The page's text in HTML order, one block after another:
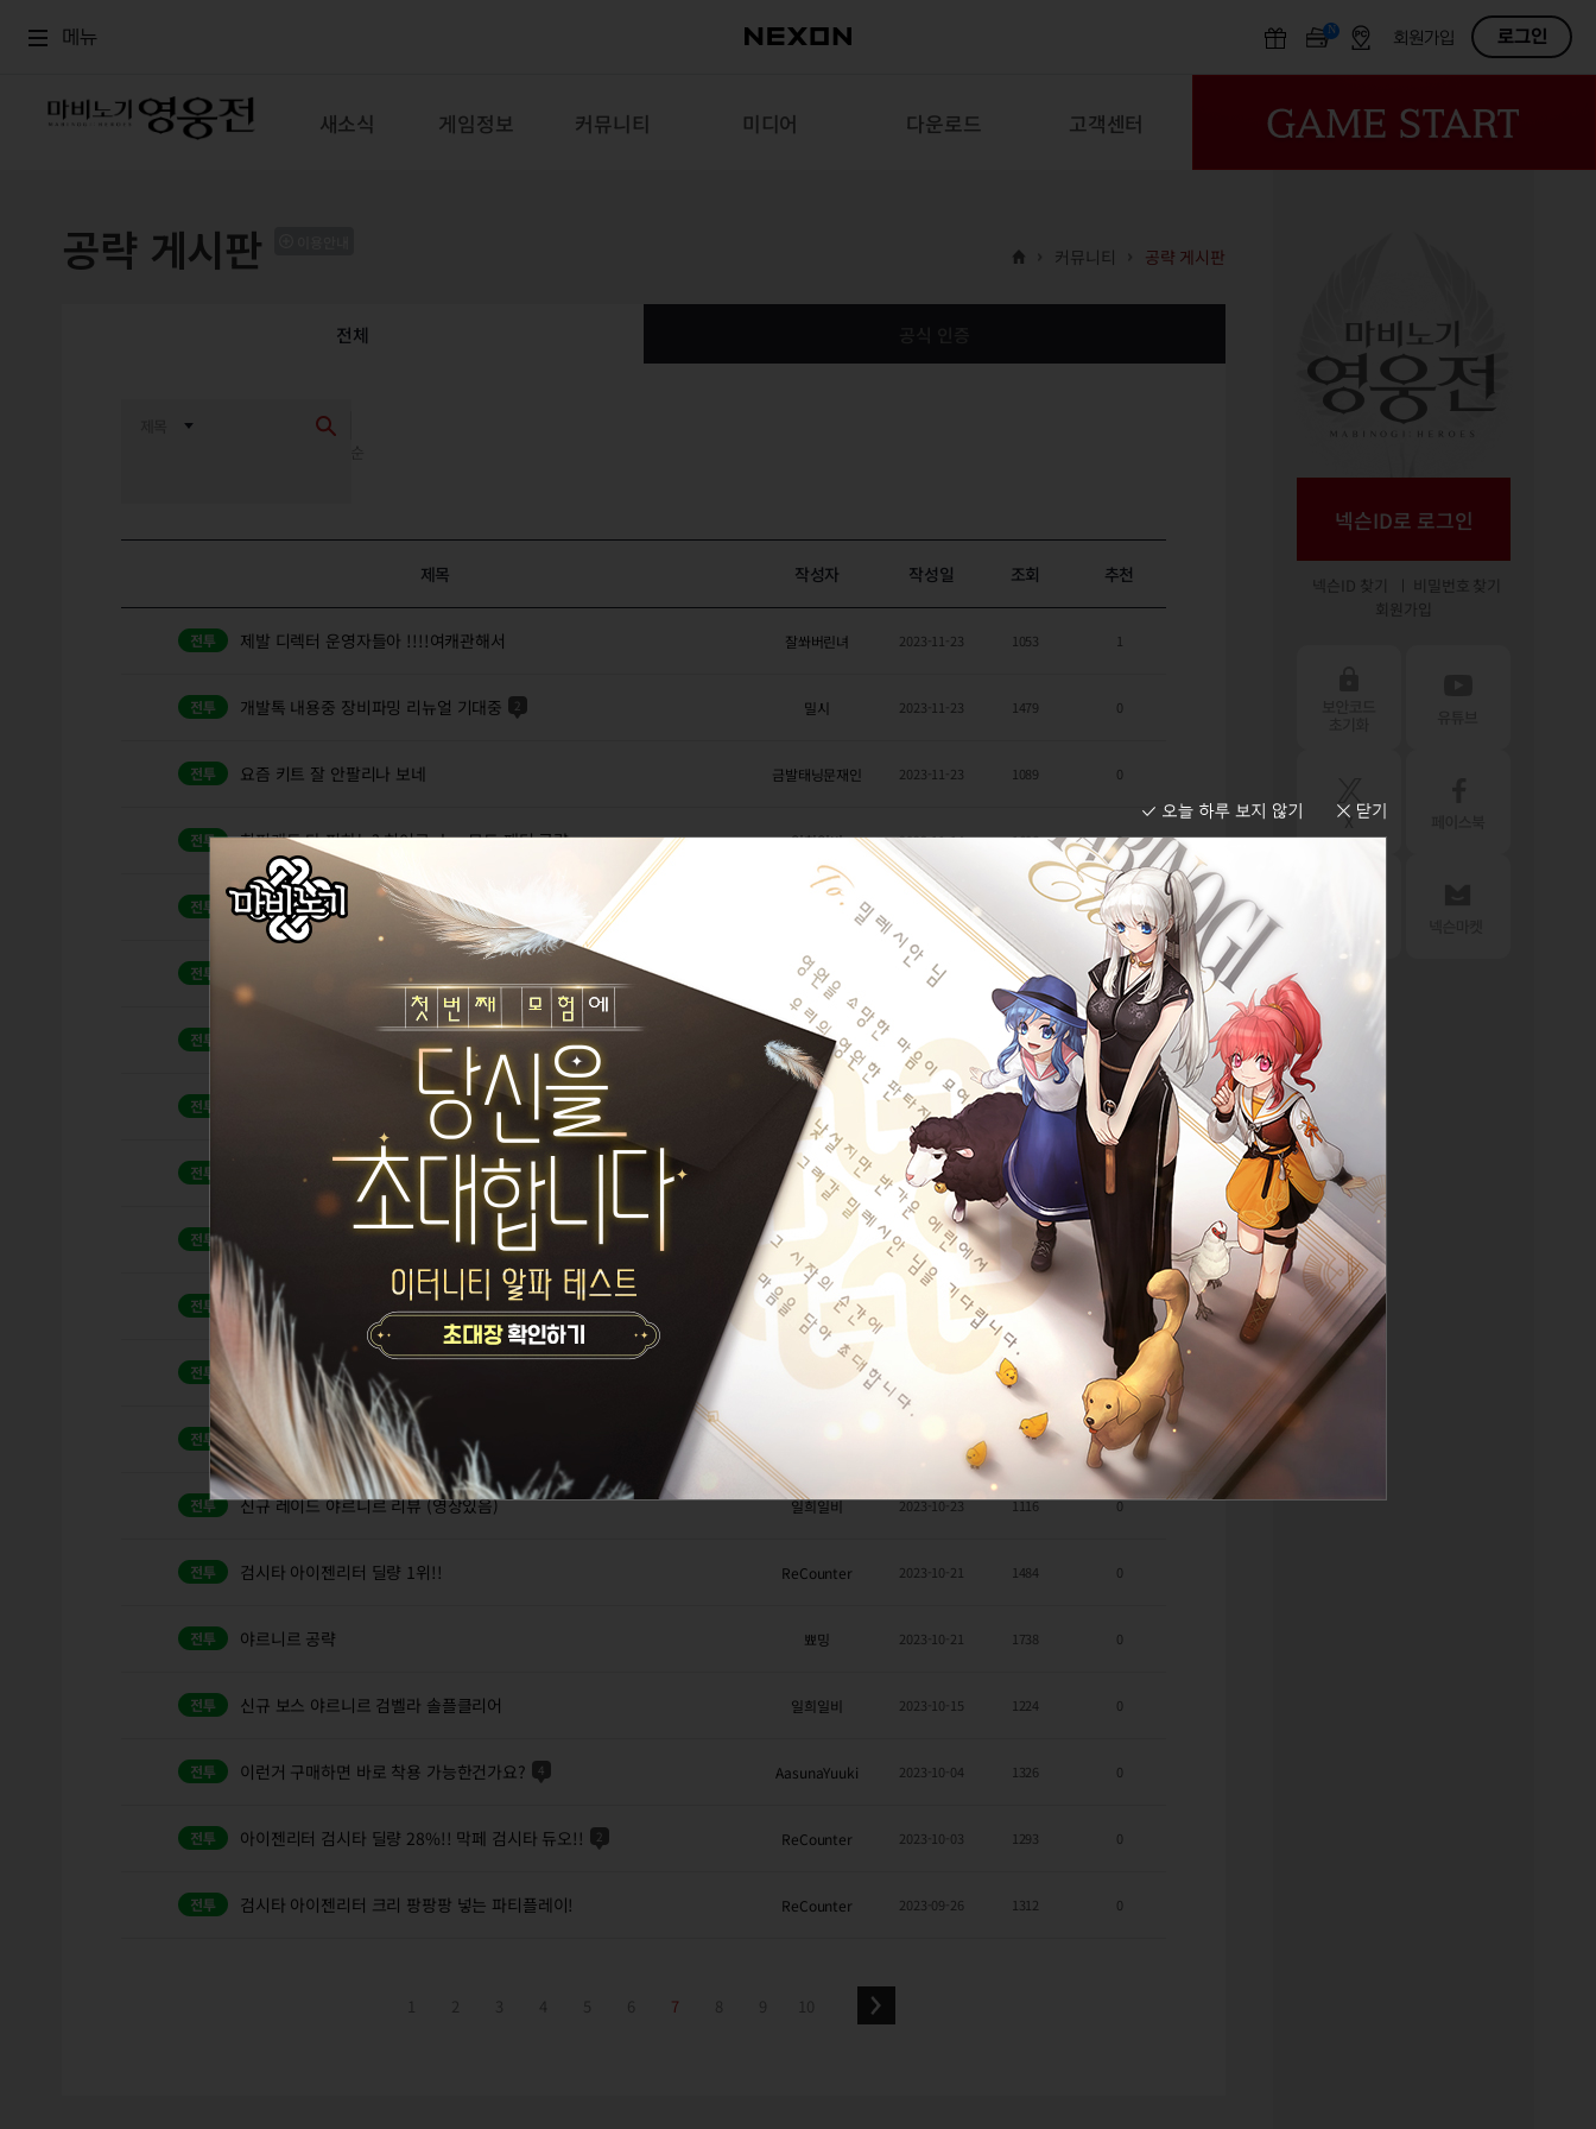
메뉴 N OFF회원가입 로그인
새소식 게임정보 커뮤니티 미디어 다운로드 고객센터
공략 게시판 커뮤니티 공략 게시판
전체
제목 작성자 작성일 조회 추천
제발 디렉터 운영자들아 !!!!여캐관해서 잘쏴버린녀 2023-11-23 1053 1
개발톡 내용중 장비파밍 리뉴얼 기대중 2 밀시 2023-11-23 1479 0
요즘 키트 잘 안팔리나 보네 금발태닝문재인 2023-11-23 1089 0
회피캐도 다 피하는? 히어로plus 모드 패턴 공략 일희일비 2023-11-14 1606 2
히어로플러스 에메트 검벨라 솔플 클리어 일희일비 2023-11-13 0
아크의잔 2023-11-12 1210 0
23일 기간제 아르드리 없어지면 뉴비들 폐사할거같은데 우유통통 2023-11-10 1696 2
[히어로플러스] 야르니르 검시타 솔플!! (테섭) 2 ReCounter 2023-11-09 1296 0
검벨라 히어로 플러스 야르니르 연속크로스 치기 (영상) 일희일비 2023-11-09 1068
캐릭터 추천좀 해주세요 해연꽃 2023-11-08 1365
망전로그9 제로(?) 부터 다시 시작하는 마영전(영상) 일희일비 2023-11-08 1015
인연 쓰는 법 좀 갈켜주세요~~~ 단아한나랑 2023-11-02 1289 0
신레이드 야르니르 부파위치 &패턴 살펴보기 (영상첨부) 1426 0
신규 레이드 야르니르 리뷰 (영상있음) 일희일비 2023-10-23 1116 0
검시타 아이젠리터 딜량 1위!! ReCounter 2023-10-21 1484 0
야르니르 공략 뾰밍 2023-10-21 1738 0
신규 보스 야르니르 검벨라 솔플클리어 일희일비 2023-10-15 1224 0
이런거 구매하면 바로 착용 가능한건가요? 4 AasunaYuuki 2023-10-04 1326 0
아이젠리터 검시타 딜량 28%!! 막페 검시타 듀오!! 2 ReCounter 2023-10-03 1293 0
검시타 아이젠리터 크리 팡팡팡 넣는 파티플레이! ReCounter 2023-09-26 1312 0
1 2 3 4 5 6 7 8 10
넥슨ID로 로그인
넥슨ID 찾기
비밀번호 찾기
회원가입